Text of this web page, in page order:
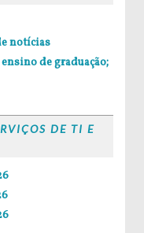
notícias
de graduação;
DE TI E